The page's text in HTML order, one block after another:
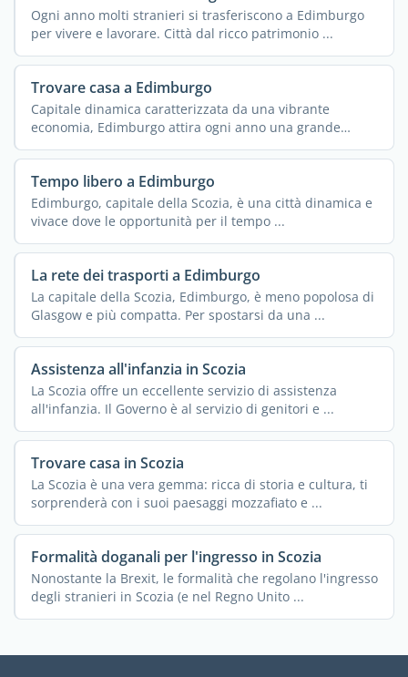
Ogni anno molti stranieri si trasferiscono a Edimburgo
per vivere e lavorare. Città dal ricco patrimonio ...
Trovare casa a Edimburgo
Capitale dinamica caratterizzata da una vibrante
economia, Edimburgo attira ogni anno una grande
comunità di ...
Tempo libero a Edimburgo
Edimburgo, capitale della Scozia, è una città dinamica e
vivace dove le opportunità per il tempo ...
La rete dei trasporti a Edimburgo
La capitale della Scozia, Edimburgo, è meno popolosa di
Glasgow e più compatta. Per spostarsi da una ...
Assistenza all'infanzia in Scozia
La Scozia offre un eccellente servizio di assistenza
all'infanzia. Il Governo è al servizio di genitori e ...
Trovare casa in Scozia
La Scozia è una vera gemma: ricca di storia e cultura, ti
sorprenderà con i suoi paesaggi mozzafiato e ...
Formalità doganali per l'ingresso in Scozia
Nonostante la Brexit, le formalità che regolano l'ingresso
degli stranieri in Scozia (e nel Regno Unito ...